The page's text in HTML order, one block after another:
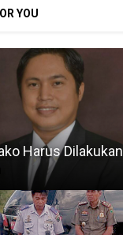
YOU
Harus Dilakukan